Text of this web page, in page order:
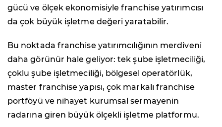
gücü ve ölçek ekonomisiyle franchise yatırımcısı
da çok büyük işletme değeri yaratabilir.
Bu noktada franchise yatırımcılığının merdiveni
daha görünür hale geliyor: tek şube işletmeciliği,
çoklu şube işletmeciliği, bölgesel operatörlük,
master franchise yapısı, çok markalı franchise
portföyü ve nihayet kurumsal sermayenin
radarına giren büyük ölçekli işletme platformu.